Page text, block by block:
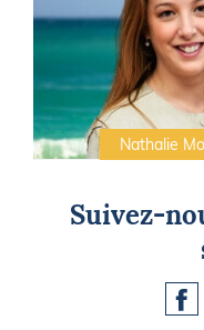
Nathalie
Suivez-